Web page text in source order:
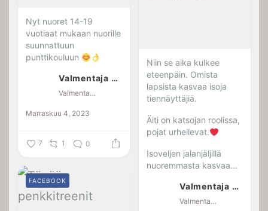
Nyt nuoret 14-19
vuotiaat mukaan nuorille
suunnattuun
punttikouluun
Valmentaja Jaana Kotkansalo
Valmentaja Jaana Kotkansalo
Marraskuu 4, 2023
7 1 0
Niin se aika kulkee
eteenpäin. Omista
lapsista kasvaa isoja
tiennäyttäjiä.
Äiti on katsojan roolissa,
pojat urheilevat.
Isoveljen jalanjäljillä
nuoremmasta kasvaa...
Valmentaja Jaana Kotkansalo
Valmentaja Jaana Kotkansalo
FACEBOOK